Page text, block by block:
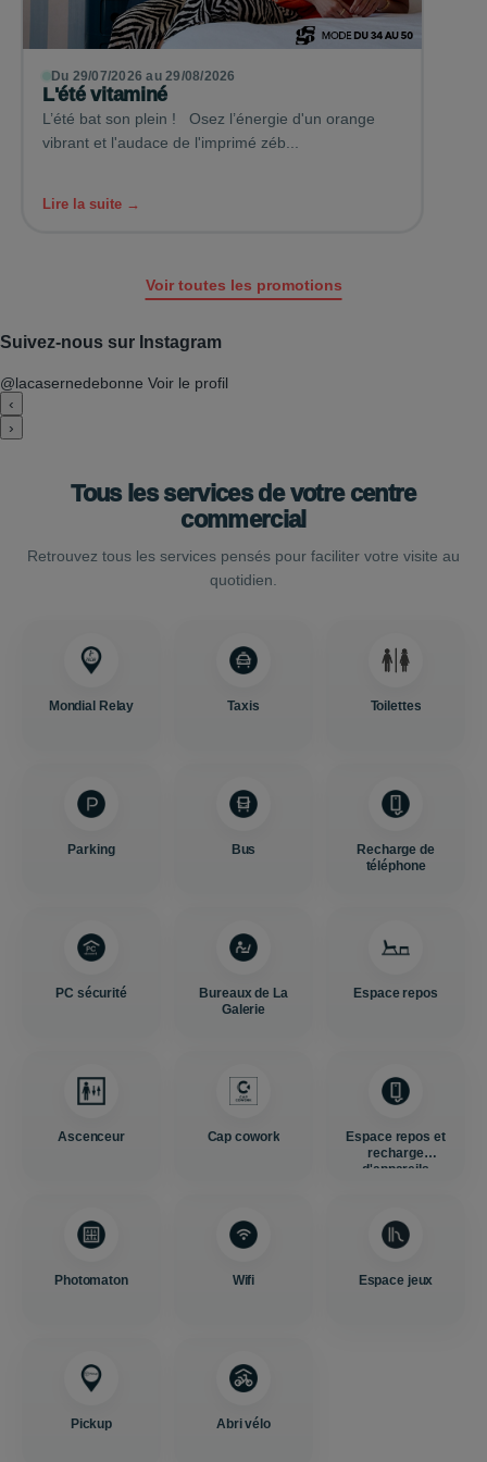
Du 29/07/2026 au 29/08/2026
L'été vitaminé
L’été bat son plein ! Osez l’énergie d'un orange
vibrant et l'audace de l'imprimé zéb...
Lire la suite →
Voir toutes les promotions
Suivez-nous sur Instagram
@lacasernedebonne Voir le profil
‹
›
Tous les services de votre centre
commercial
Retrouvez tous les services pensés pour faciliter votre visite au
quotidien.
Mondial Relay Taxis Toilettes
Parking Bus
Recharge de
téléphone
PC sécurité
Bureaux de La
Galerie
Espace repos
Ascenceur Cap cowork
Espace repos et
recharge
d'appareils
Photomaton Wifi Espace jeux
Pickup Abri vélo